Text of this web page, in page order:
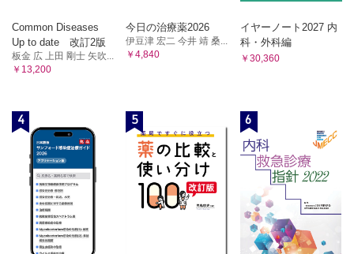
Common Diseases
Up to date 改訂2版
板金 広 上田 剛士 矢吹...
￥13,200
今日の治療薬2026
伊豆津 宏二 今井 靖 桑...
￥4,840
イヤーノート2027 内
科・外科編
￥30,360
4 5 6